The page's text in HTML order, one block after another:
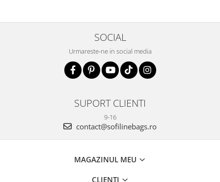
SOCIAL
Urmareste-ne in social media
SUPORT CLIENTI
9-16
contact@sofilinebags.ro
MAGAZINUL MEU
CLIENTI